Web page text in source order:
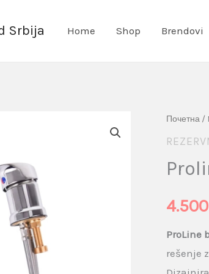
Srbija Home Shop Brendovi
Почетна /
4.500
ProLine
rešenje
Proline
Baterija